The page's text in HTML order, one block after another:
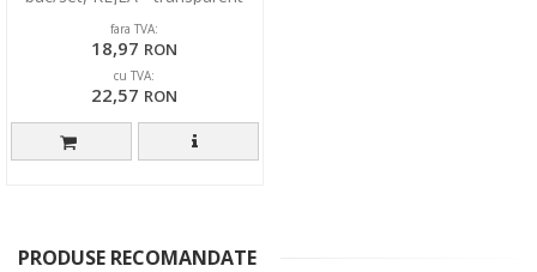
fara TVA:
18,97 RON
cu TVA:
22,57 RON
PRODUSE RECOMANDATE